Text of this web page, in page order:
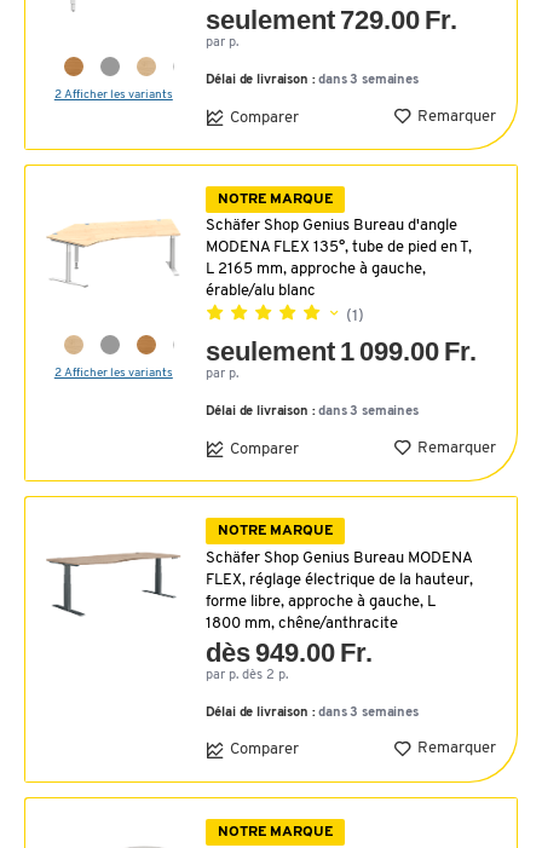
2 Afficher les variants
seulement 729.00 Fr.
par p.
Délai de livraison :dans 3 semaines
Comparer Remarquer
2 Afficher les variants
NOTRE MARQUE
Schäfer Shop Genius Bureau d'angle
MODENA FLEX 135°, tube de pied en T,
L 2165 mm, approche à gauche,
érable/alu blanc
(1)
seulement 1 099.00 Fr.
par p.
Délai de livraison :dans 3 semaines
Comparer Remarquer
NOTRE MARQUE
Schäfer Shop Genius Bureau MODENA
FLEX, réglage électrique de la hauteur,
forme libre, approche à gauche, L
1800 mm, chêne/anthracite
dès 949.00 Fr.
par p. dès 2 p.
Délai de livraison :dans 3 semaines
Comparer Remarquer
NOTRE MARQUE